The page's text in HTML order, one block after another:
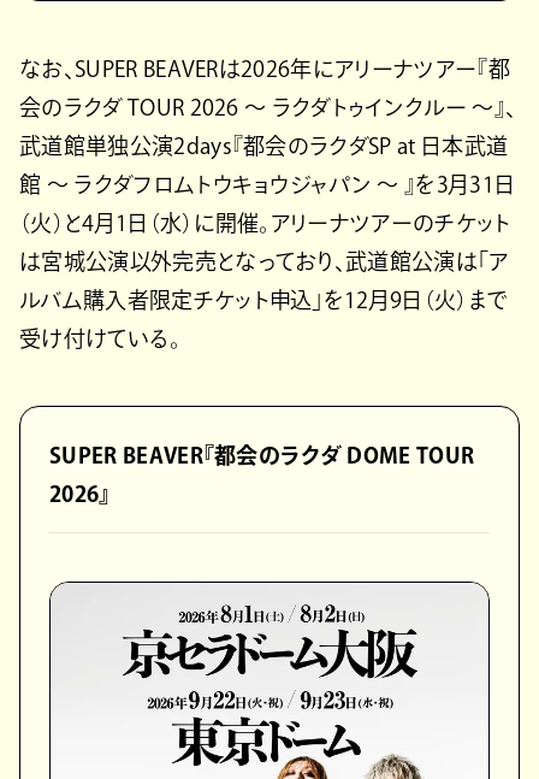
なお、SUPER BEAVERは2026年にアリーナツアー『都
会のラクダ TOUR 2026 〜 ラクダトゥインクルー 〜』、
武道館単独公演2days『都会のラクダSP at 日本武道
館 ～ ラクダフロムトウキョウジャパン ～ 』を3月31日
（火）と4月1日（水）に開催。アリーナツアーのチケット
は宮城公演以外完売となっており、武道館公演は「ア
ルバム購入者限定チケット申込」を12月9日（火）まで
受け付けている。
SUPER BEAVER『都会のラクダ DOME TOUR
2026』